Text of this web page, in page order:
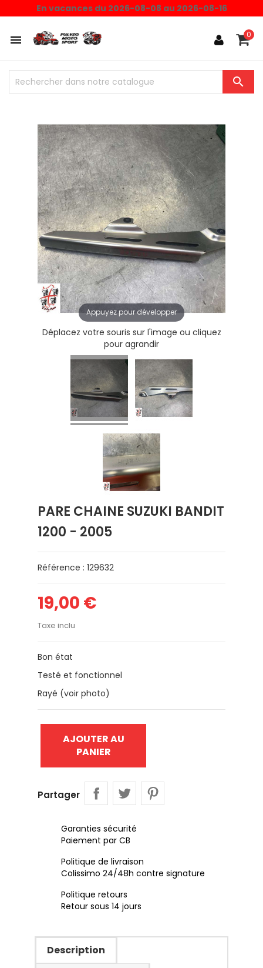
En vacances du 2026-08-08 au 2026-08-16
 0

Appuyez pour développer
Déplacez votre souris sur l'image ou cliquez
pour agrandir
PARE CHAINE SUZUKI BANDIT
1200 - 2005
Référence : 129632
19,00 €
Taxe inclu
Bon état
Testé et fonctionnel
Rayé (voir photo)
AJOUTER AU
PANIER
Partager
Garanties sécurité
Paiement par CB
Politique de livraison
Colissimo 24/48h contre signature
Politique retours
Retour sous 14 jours
Description